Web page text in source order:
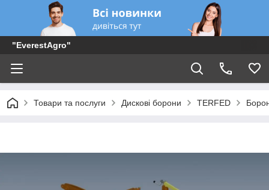
"EverestAgro"
Товари та послуги Дискові борони ТЕRFED